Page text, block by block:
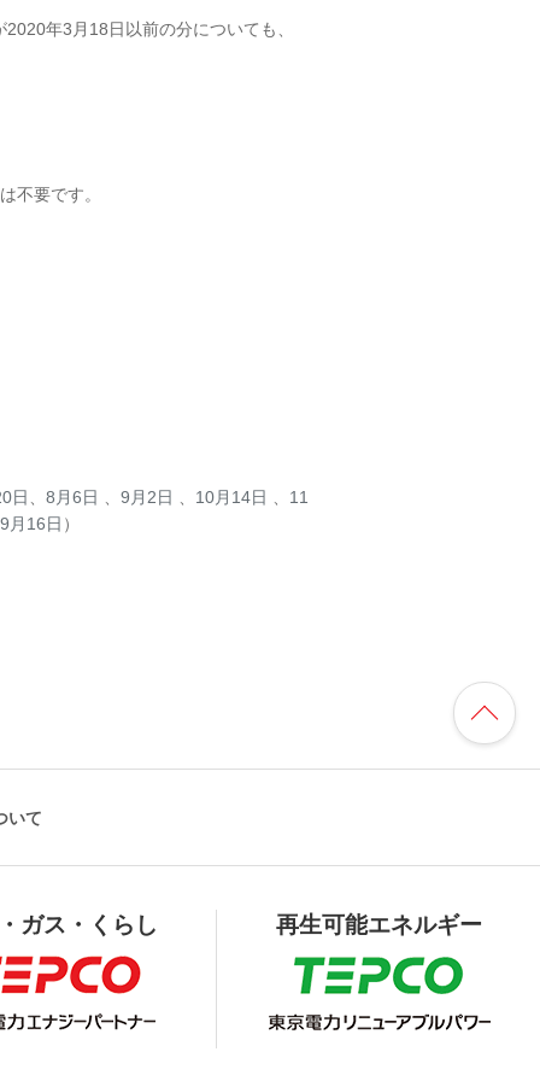
年3月18日以前の分についても、
不要です。
日 8月6日 9月2日 10月14日
11
9月16日 ）
いて
ガス・くらし 再生可能エネルギー